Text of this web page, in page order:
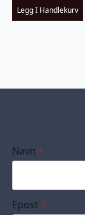
Legg I Handlekurv
Navn *
Epost *